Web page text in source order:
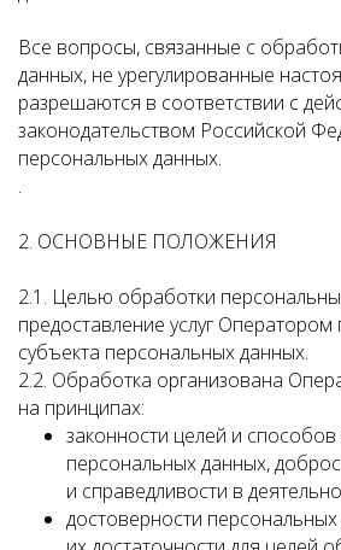
Все вопросы, связанные с
данных, не урегулированные
разрешаются в соответствии с
законодательством Российской
персональных данных.
.
2. ОСНОВНЫЕ ПОЛОЖЕНИЯ
2.1. Целью обработки
предоставление услуг
субъекта персональных данных.
2.2. Обработка организована
на принципах:
законности целей и
персональных данных,
и справедливости в
достоверности